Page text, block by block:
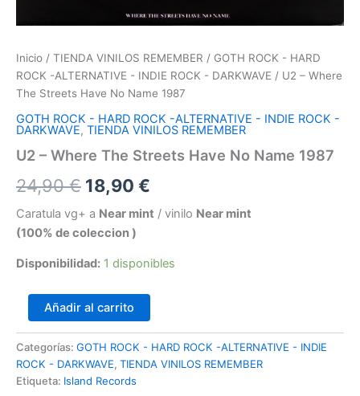
Inicio / TIENDA VINILOS REMEMBER / GOTH ROCK - HARD
ROCK -ALTERNATIVE - INDIE ROCK - DARKWAVE / U2 – Where
The Streets Have No Name 1987
GOTH ROCK - HARD ROCK -ALTERNATIVE - INDIE ROCK -
DARKWAVE, TIENDA VINILOS REMEMBER
U2 – Where The Streets Have No Name 1987
24,90€ El
precio
original
era:
24,90 €.
18,90 €
precio
es:
18,90 €.
Caratula vg+ a Near mint / vinilo Near mint
(100% de coleccion )
Disponibilidad: 1 disponibles
U2
Where
The
Streets
Have
Añadir al carrito
Categorías: GOTH ROCK - HARD ROCK -ALTERNATIVE - INDIE
ROCK - DARKWAVE, TIENDA VINILOS REMEMBER
Etiqueta: Island Records